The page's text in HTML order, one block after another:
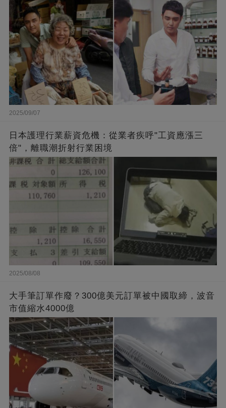
2025/09/07
日本護理行業薪資危機：從業者疾呼"工資應漲三
倍"，離職潮折射行業困境
2025/08/08
大手筆訂單作廢？300億美元訂單被中國取締，波音
市值縮水4000億